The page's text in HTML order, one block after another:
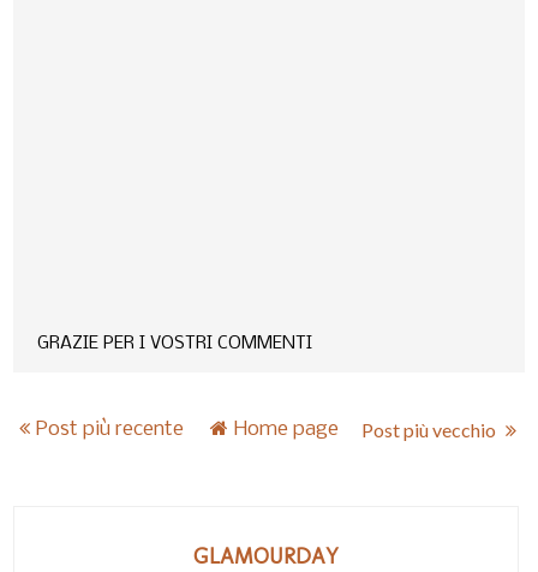
GRAZIE PER I VOSTRI COMMENTI
Post più recente Post più vecchio
Home page
GLAMOURDAY